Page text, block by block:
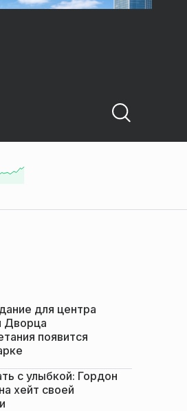
для центра
Дворца
появится
с улыбкой: Гордон
хейт своей